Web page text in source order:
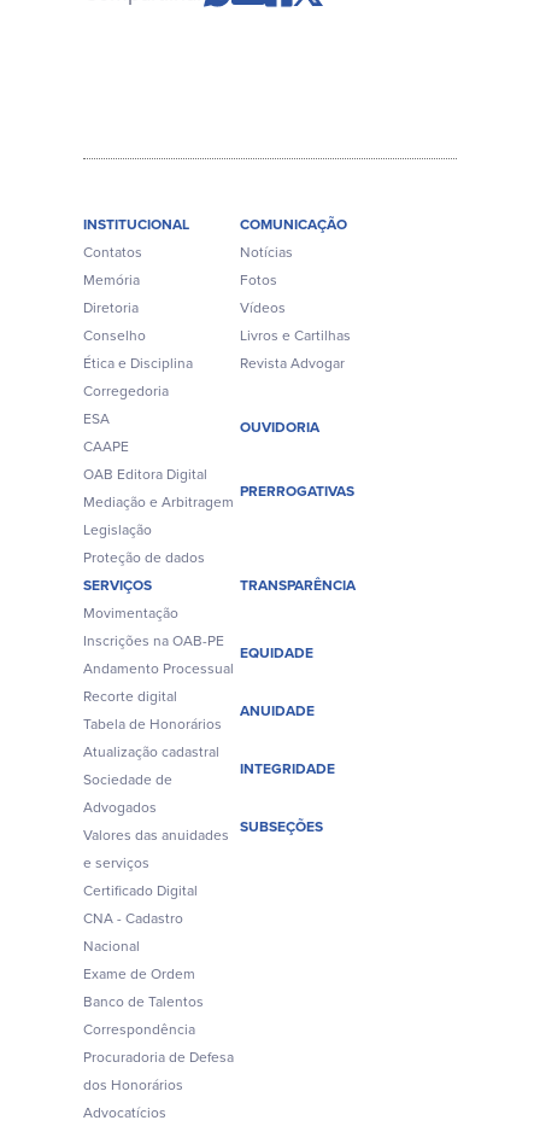
INSTITUCIONAL
Contatos
Memória
Diretoria
Conselho
Ética e Disciplina
Corregedoria
ESA
CAAPE
OAB Editora Digital
Mediação e Arbitragem
Legislação
Proteção de dados
COMUNICAÇÃO
Notícias
Fotos
Vídeos
Livros e Cartilhas
Revista Advogar
OUVIDORIA
PRERROGATIVAS
SERVIÇOS
Movimentação
Inscrições na OAB-PE
Andamento Processual
Recorte digital
Tabela de Honorários
Atualização cadastral
Sociedade de
Advogados
Valores das anuidades
e serviços
Certificado Digital
CNA - Cadastro
Nacional
Exame de Ordem
Banco de Talentos
Correspondência
Procuradoria de Defesa
dos Honorários
Advocatícios
TRANSPARÊNCIA
EQUIDADE
ANUIDADE
INTEGRIDADE
SUBSEÇÕES